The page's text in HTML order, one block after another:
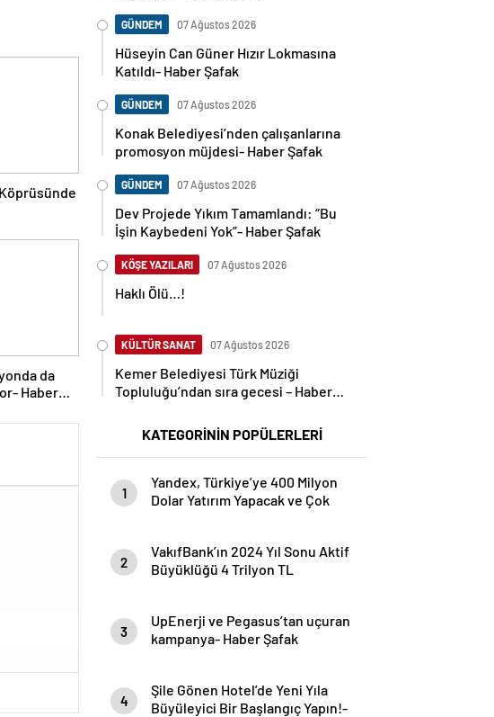
da
Haber
GÜNDEM 07 Ağustos 2026
Hüseyin Can Güner Hızır Lokmasına
Katıldı- Haber Şafak
GÜNDEM 07 Ağustos 2026
Konak Belediyesi’nden çalışanlarına
promosyon müjdesi- Haber Şafak
GÜNDEM 07 Ağustos 2026
Dev Projede Yıkım Tamamlandı: “Bu
İşin Kaybedeni Yok”- Haber Şafak
KÖŞE YAZILARI 07 Ağustos 2026
Haklı Ölü…!
KÜLTÜR SANAT 07 Ağustos 2026
Kemer Belediyesi Türk Müziği
Topluluğu’ndan sıra gecesi – Haber
KATEGORİNİN POPÜLERLERİ
1
Yandex, Türkiye’ye 400 Milyon
Dolar Yatırım Yapacak ve Çok
2
VakıfBank’ın 2024 Yıl Sonu Aktif
Büyüklüğü 4 Trilyon TL
3
UpEnerji ve Pegasus’tan uçuran
kampanya- Haber Şafak
4
Şile Gönen Hotel’de Yeni Yıla
Büyüleyici Bir Başlangıç Yapın!-